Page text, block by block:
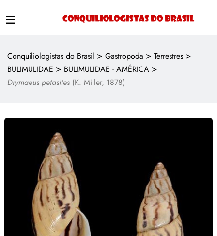
Conquiliologistas do Brasil > Gastropoda > Terrestres >
BULIMULIDAE > BULIMULIDAE - AMÉRICA >
Drymaeus petasites (K. Miller, 1878)